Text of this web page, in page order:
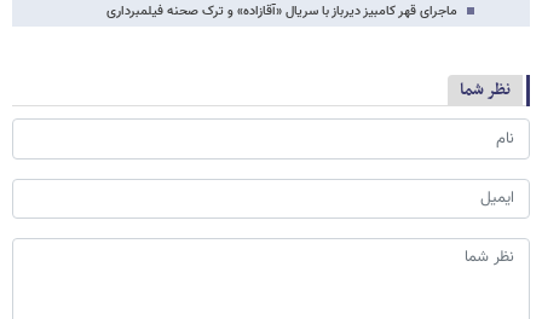
ماجرای قهر کامبیز دیرباز با سریال «آقازاده» و ترک صحنه فیلمبرداری
نظر شما